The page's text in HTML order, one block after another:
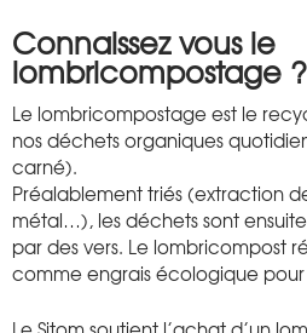
Connaissez vousle
lombricompostage ?
Le lombricompostage est le
nos déchets organiques
carné).
Préalablement triés (extraction
métal…), les déchets sont
par des vers. Le lombricompost
comme engrais écologique pour